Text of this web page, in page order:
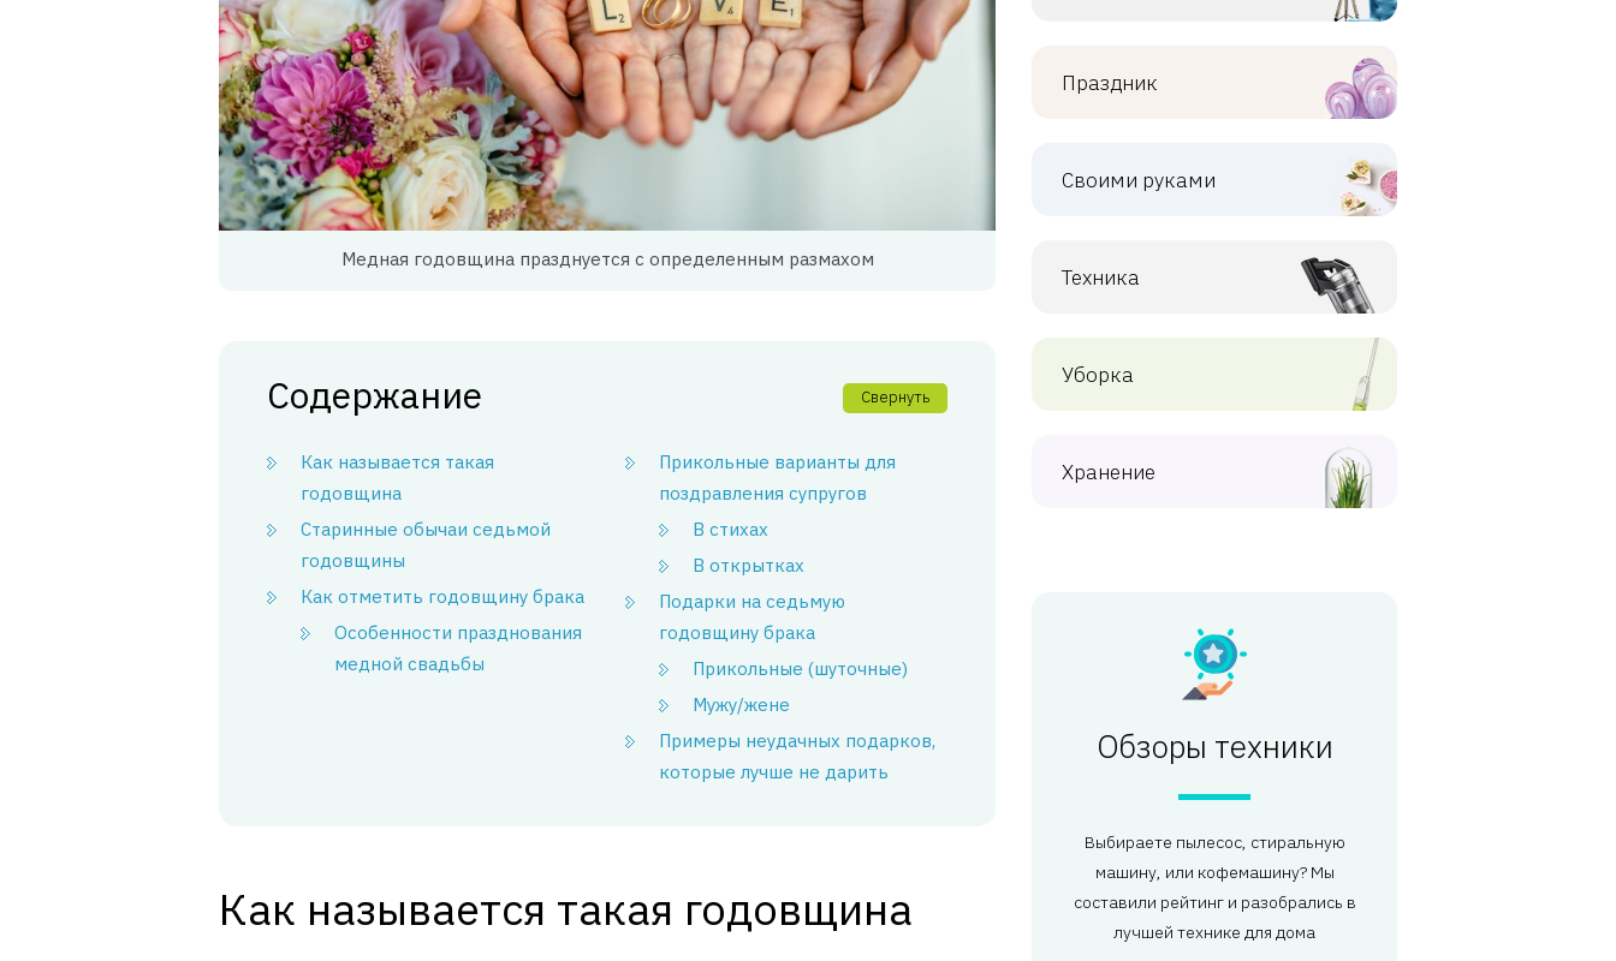
Медная годовщина празднуется с определенным размахом
Содержание Свернуть
Как называется такая
годовщина
Старинные обычаи седьмой
годовщины
Как отметить годовщину брака
Особенности празднования
медной свадьбы
Прикольные варианты для
поздравления супругов
В стихах
В открытках
Подарки на седьмую
годовщину брака
Прикольные (шуточные)
Мужу/жене
Примеры неудачных подарков,
которые лучше не дарить
Как называется такая годовщина
Праздник
Своими руками
Техника
Уборка
Хранение
Обзоры техники
Выбираете пылесос, стиральную
машину, или кофемашину? Мы
составили рейтинг и разобрались в
лучшей технике для дома